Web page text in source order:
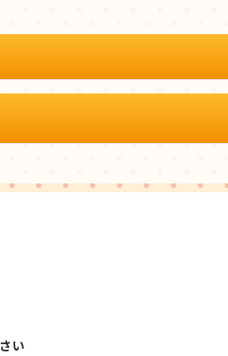
い